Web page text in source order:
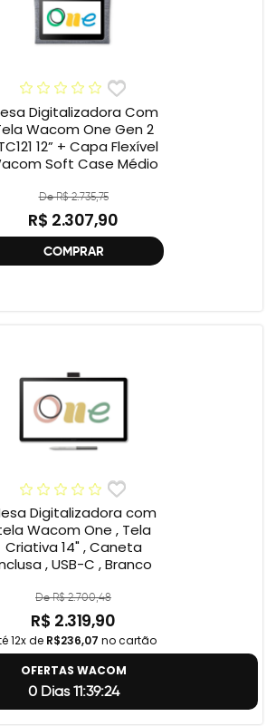
Digitalizadora Com
Wacom One Gen 2
12” + Capa Flexível
Soft Case Médio
De R$ 2.735,75
R$ 2.307,90
COMPRAR
Digitalizadora com
Wacom One , Tela
Criativa 14" , Caneta
, USB-C , Branco
De R$ 2.700,48
R$ 2.319,90
12x de R$236,07 no cartão
OFERTAS WACOM
0 Dias 11:39:23